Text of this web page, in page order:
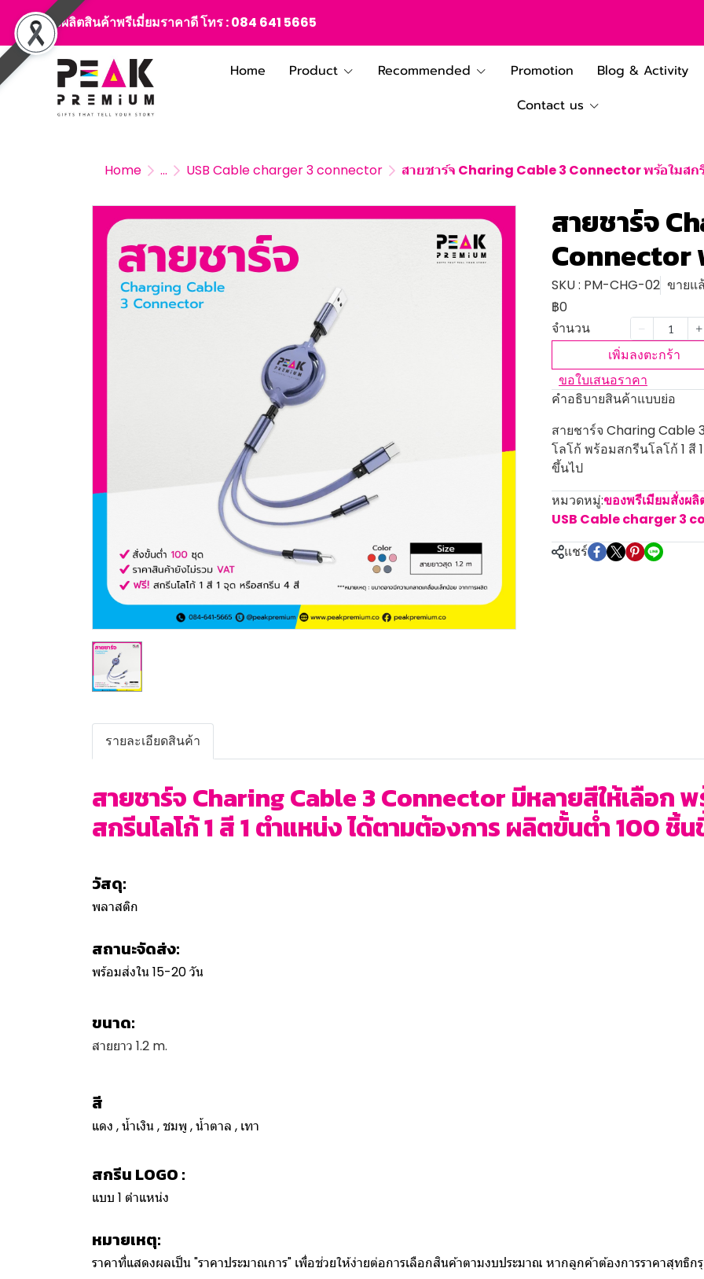
สั่งผลิตสินค้าพรีเมี่ยมราคาดี โทร :084 641 5665
Home Product Recommended Promotion Blog & Activity
Contact us
Home ... USB Cable charger 3 connector สายชาร์จ Charing Cable 3 Connector พร้อใมสก
สายชาร์จ
Connector
SKU : PM-CHG-02 ขายแ
฿0
จำนวน
เพิ่มลงตะกร้า
ขอใบเสนอราคา
คำอธิบายสินค้าแบบย่อ
สายชาร์จ Charing Cable
โลโก้ พร้อมสกรีนโลโก้ 1 สี
ขึ้นไป
หมวดหมู่:ของพรีเมียมสั่งผ
USB Cable charger 3
แชร์
รายละเอียดสินค้า
สายชาร์จ Charing Cable 3 Connector มีหลายสีให้เลือก
สกรีนโลโก้ 1 สี 1 ตำแหน่ง ได้ตามต้องการ ผลิตขั้นต่ำ 100 ชิ้น
วัสดุ:
พลาสติก
สถานะจัดส่ง:
พร้อมส่งใน 15-20 วัน
ขนาด:
สายยาว 1.2 m.
สี
แดง , น้ำเงิน , ชมพู , น้ำตาล , เทา
สกรีน LOGO :
แบบ 1 ตำแหน่ง
หมายเหตุ:
ราคาที่แสดงผลเป็น "ราคาประมาณการ" เพื่อช่วยให้ง่ายต่อการเลือกสินค้าตามงบประมาณ หากลูกค้าต้องการราคาสุทธิ